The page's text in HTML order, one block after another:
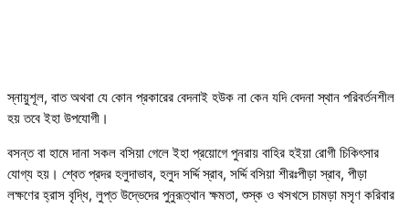
স্নায়ুশূল, বাত অথবা যে কোন প্রকারের বেদনাই হউক না কেন যদি বেদনা স্থান পরিবর্তনশীল
হয় তবে ইহা উপযোগী।
বসন্ত বা হামে দানা সকল বসিয়া গেলে ইহা প্রয়োগে পুনরায় বাহির হইয়া রোগী চিকিৎসার
যোগ্য হয়। শ্বেত প্রদর হলুদাভাব, হলুদ সর্দ্দি স্রাব, সর্দ্দি বসিয়া শীরঃপীড়া স্রাব, পীড়া
লক্ষণের হ্রাস বৃদ্ধি, লুপ্ত উদ্ভেদের পুনুরূত্থান ক্ষমতা, শুস্ক ও খসখসে চামড়া মসৃণ করিবার